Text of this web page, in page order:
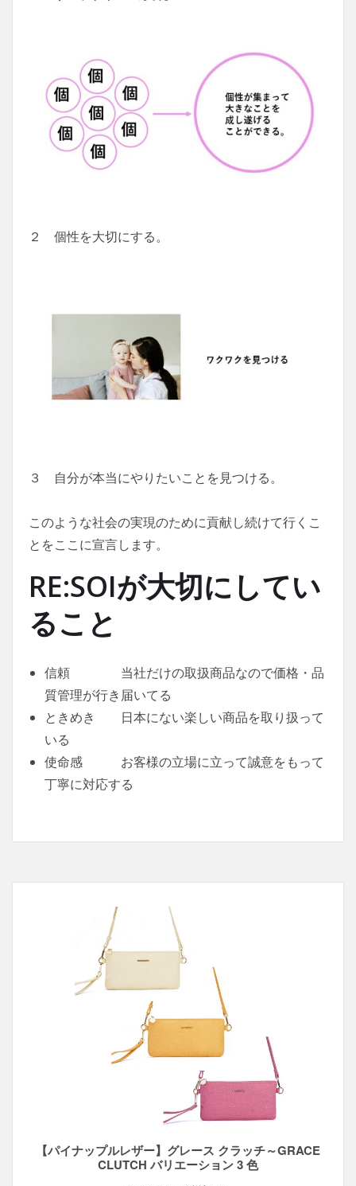
２ 個性を大切にする。
３ 自分が本当にやりたいことを見つける。
このような社会の実現のために貢献し続けて行くこ
とをここに宣言します。
RE:SOIが大切にしてい
ること
信頼 当社だけの取扱商品なので価格・品
質管理が行き届いてる
ときめき 日本にない楽しい商品を取り扱って
いる
使命感 お客様の立場に立って誠意をもって
丁寧に対応する